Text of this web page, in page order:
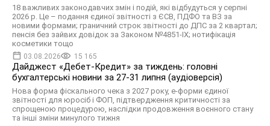
18 важливих законодавчих змін і подій, які відбудуться у серпні
2026 р. Це – подання єдиної звітності з ЄСВ, ПДФО та ВЗ за
новими формами; граничний строк звітності до ДПС за 2 квартал;
пенсія без зайвих довідок за Законом №4851-IX; нотифікація
косметики тощо
03.08.2026 15 165
Дайджест «Дебет-Кредит» за тиждень: головні
бухгалтерські новини за 27-31 липня (аудіоверсія)
Нова форма фіскального чека з 2027 року, е-форми єдиної
звітності для юросіб і ФОП, підтвердження критичності за
спрощеною процедурою, наслідки продовження воєнного стану
та інші зміни минулого тижня